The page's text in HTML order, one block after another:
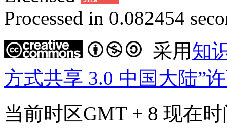
Processed in 0.082454
采用知
方式共享 3.0 中国大陆”
当前时区GMT + 8 现在